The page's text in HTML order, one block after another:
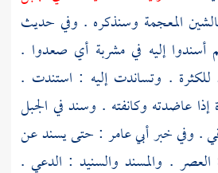
المعجمة وسنذكره . وفي حديث
أسندوا إليه في مشربة أي صعدوا .
. وتساندت إليه : استندت .
عاضدته وكانفته . وسند في الجبل
. وفي خبرأبي عامر : حتى يسند عن
العصر . والمسند والسنيد : الدعي .